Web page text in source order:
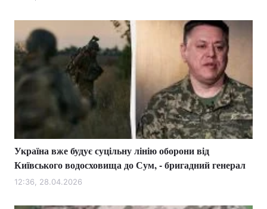
Україна вже будує суцільну лінію оборони від
Київського водосховища до Сум, - бригадний генерал
12:36, 28.04.2026